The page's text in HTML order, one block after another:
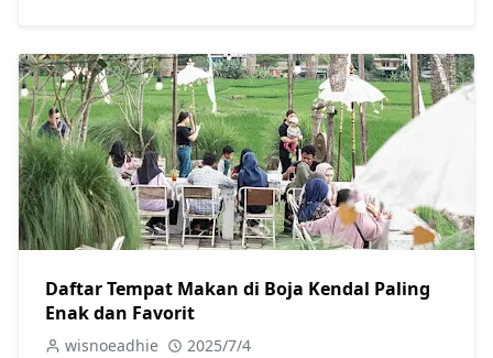
Daftar Tempat Makan di Boja Kendal Paling
Enak dan Favorit
wisnoeadhie 2025/7/4